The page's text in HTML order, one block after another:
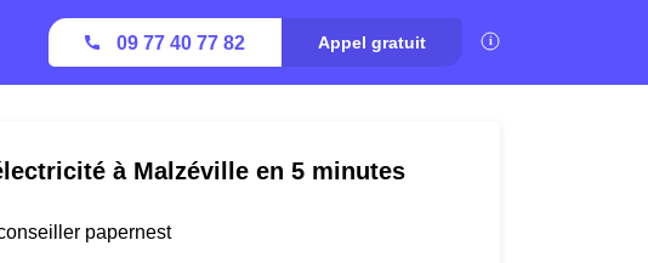
09 77 40 77 82 Appel gratuit
à Malzéville en 5 minutes
papernest